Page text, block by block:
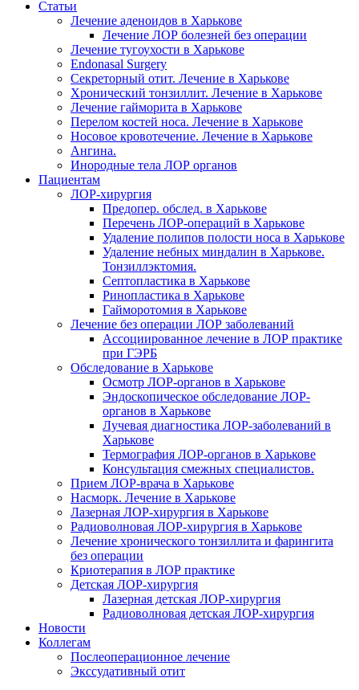
Статьи
Лечение аденоидов в Харькове
Лечение ЛОР болезней без операции
Лечение тугоухости в Харькове
Endonasal Surgery
Секреторный отит. Лечение в Харькове
Хронический тонзиллит. Лечение в Харькове
Лечение гайморита в Харькове
Перелом костей носа. Лечение в Харькове
Носовое кровотечение. Лечение в Харькове
Ангина.
Инородные тела ЛОР органов
Пациентам
ЛОР-хирургия
Предопер. обслед. в Харькове
Перечень ЛОР-операций в Харькове
Удаление полипов полости носа в Харькове
Удаление небных миндалин в Харькове.
Тонзиллэктомия.
Септопластика в Харькове
Ринопластика в Харькове
Гайморотомия в Харькове
Лечение без операции ЛОР заболеваний
Ассоциированное лечение в ЛОР практике
при ГЭРБ
Обследование в Харькове
Осмотр ЛОР-органов в Харькове
Эндоскопическое обследование ЛОР-
органов в Харькове
Лучевая диагностика ЛОР-заболеваний в
Харькове
Термография ЛОР-органов в Харькове
Консультация смежных специалистов.
Прием ЛОР-врача в Харькове
Насморк. Лечение в Харькове
Лазерная ЛОР-хирургия в Харькове
Радиоволновая ЛОР-хирургия в Харькове
Лечение хронического тонзиллита и фарингита
без операции
Криотерапия в ЛОР практике
Детская ЛОР-хирургия
Лазерная детская ЛОР-хирургия
Радиоволновая детская ЛОР-хирургия
Новости
Коллегам
Послеоперационное лечение
Экссудативный отит